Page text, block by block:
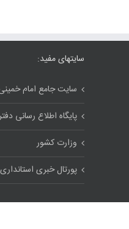
سایتهای مفید:
سایت جامع امام
پایگاه اطلاع رسانی
وزارت کشور
پورتال خبری